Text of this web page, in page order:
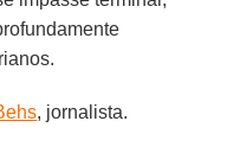
, jornalista.